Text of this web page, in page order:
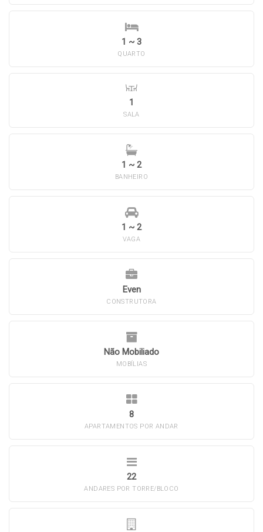
1 ~ 3
QUARTO
1
SALA
1 ~ 2
BANHEIRO
1 ~ 2
VAGA
Even
CONSTRUTORA
Não Mobiliado
MOBÍLIAS
8
APARTAMENTOS POR ANDAR
22
ANDARES POR TORRE/BLOCO